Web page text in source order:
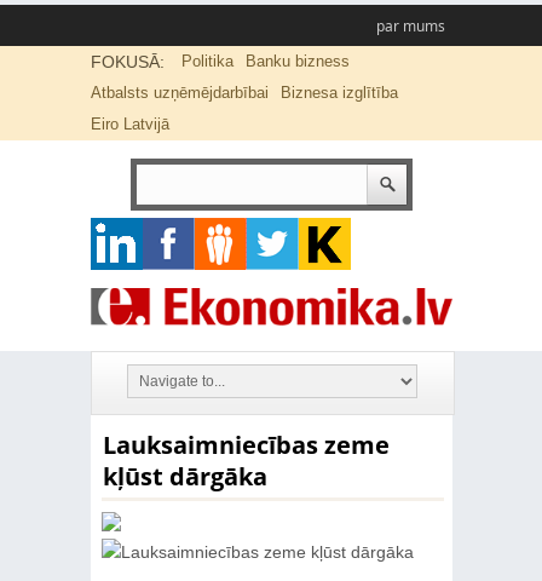
par mums
FOKUSĀ: Politika
Banku bizness
Atbalsts uzņēmējdarbībai
Biznesa izglītība
Eiro Latvijā
Lauksaimniecības zeme
kļūst dārgāka